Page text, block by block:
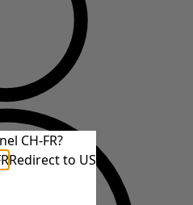
CH-FR?
Redirect to US